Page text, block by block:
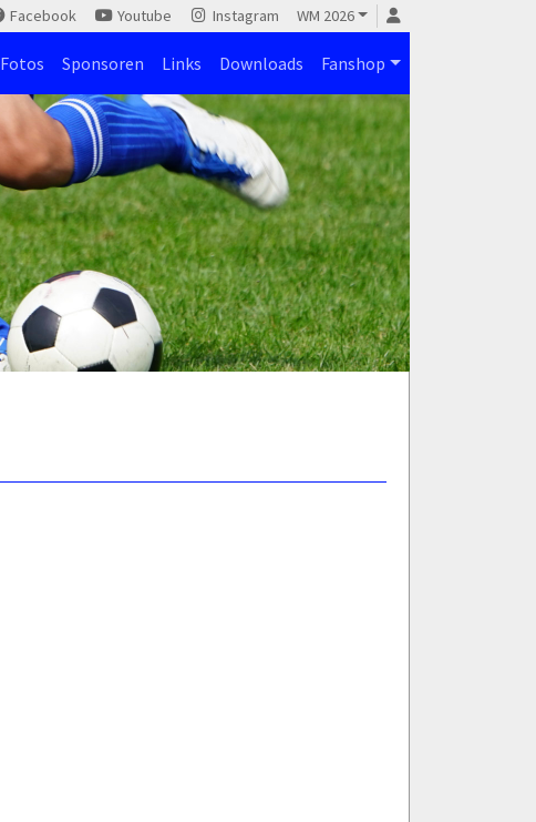
Facebook Youtube Instagram WM 2026
Fotos Sponsoren Links Downloads Fanshop